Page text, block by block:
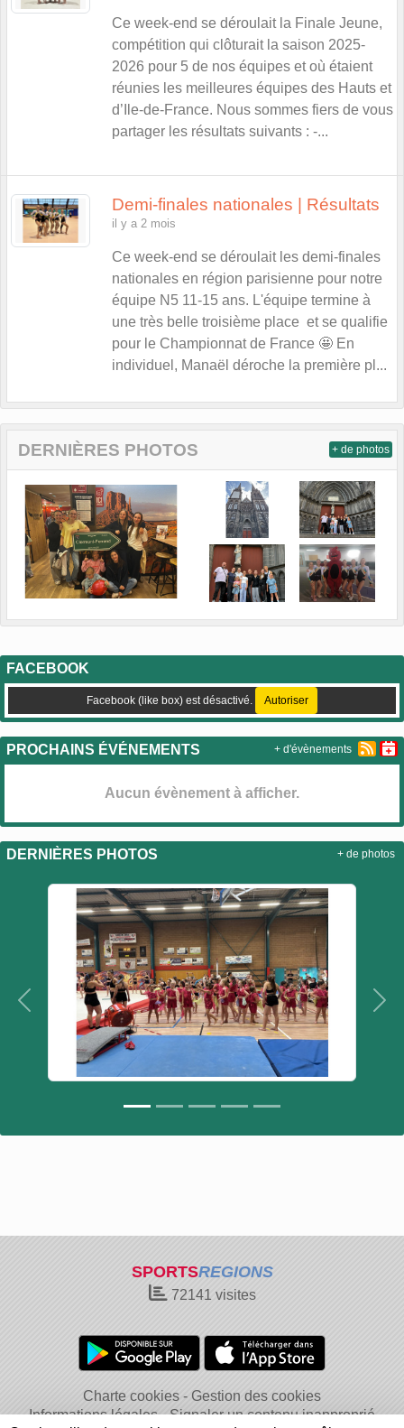
Ce week-end se déroulait la Finale Jeune,
compétition qui clôturait la saison 2025-
2026 pour 5 de nos équipes et où étaient
réunies les meilleures équipes des Hauts et
d’Ile-de-France. Nous sommes fiers de vous
partager les résultats suivants : -...
Demi-finales nationales | Résultats
il y a 2 mois
Ce week-end se déroulait les demi-finales
nationales en région parisienne pour notre
équipe N5 11-15 ans. L'équipe termine à
une très belle troisième place et se qualifie
pour le Championnat de France 🤩 En
individuel, Manaël déroche la première pl...
DERNIÈRES PHOTOS + de photos
FACEBOOK
Facebook (like box) est désactivé. Autoriser
PROCHAINS ÉVÉNEMENTS
Aucun évènement à afficher.
+ d'évènements
DERNIÈRES PHOTOS
Précedent
+ de photos
SPORTSREGIONS
72141 visites
Charte cookies
Gestion des cookies
Informations légales
Signaler un contenu inapproprié